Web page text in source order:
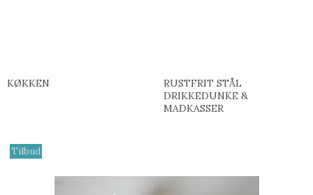
KØKKEN
RUSTFRIT STÅL
DRIKKEDUNKE &
MADKASSER
Tilbud